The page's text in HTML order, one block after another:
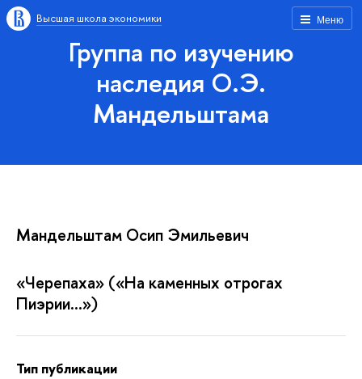
Меню
Высшая школа экономики
Группа по изучению
наследия О.Э.
Мандельштама
Мандельштам Осип Эмильевич
«Черепаха» («На каменных отрогах
Пиэрии...»)
Тип публикации